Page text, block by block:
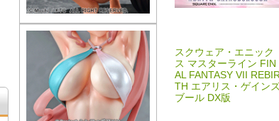
スクウェア・エニック
ス マスターライン FIN
AL FANTASY VII
TH エアリス・ゲイン
ブール DX版